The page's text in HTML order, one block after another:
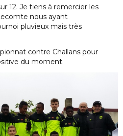
12. Je tiens à remercier les
nous ayant
pluvieux mais très
contre Challans pour
du moment.